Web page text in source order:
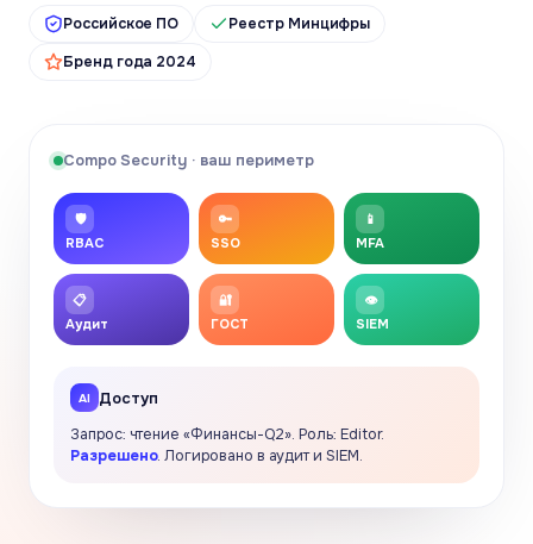
Российское ПО
Реестр Минцифры
Бренд года 2024
Compo Security · ваш периметр
🛡
RBAC
🔑
SSO
📱
MFA
📋
Аудит
🔐
ГОСТ
👁
SIEM
Доступ
Запрос: чтение «Финансы-Q2». Роль: Editor.
Разрешено. Логировано в аудит и SIEM.